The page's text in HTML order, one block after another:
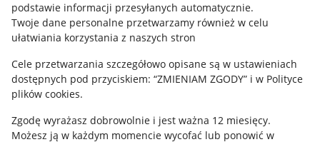
podstawie informacji przesyłanych automatycznie.
Twoje dane personalne przetwarzamy również w celu
ułatwiania korzystania z naszych stron
Cele przetwarzania szczegółowo opisane są w ustawieniach
dostępnych pod przyciskiem: “ZMIENIAM ZGODY” i w Polityce
plików cookies.
Zgodę wyrażasz dobrowolnie i jest ważna 12 miesięcy.
Możesz ją w każdym momencie wycofać lub ponowić w
Polityka plików "cookies"
Ustawienia plików "cookies"
Udostępnianie lokalizacji
Informacje dla Aktu o Usługach Cyfrowych
Pobierz aplikację